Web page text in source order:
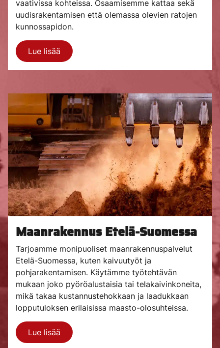
vaativissa kohteissa. Osaamisemme kattaa sekä
uudisrakentamisen että olemassa olevien ratojen
kunnossapidon.
Lue lisää
Maanrakennus Etelä-Suomessa
Tarjoamme monipuoliset maanrakennuspalvelut
Etelä-Suomessa, kuten kaivuutyöt ja
pohjarakentamisen. Käytämme työtehtävän
mukaan joko pyöröalustaisia tai telakaivinkoneita,
mikä takaa kustannustehokkaan ja laadukkaan
lopputuloksen erilaisissa maasto-olosuhteissa.
Lue lisää